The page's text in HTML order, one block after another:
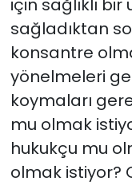
sağladıktan
konsantre
yönelmeleri
koymaları
mu olmak
hukukçu mu
olmak istiyor?